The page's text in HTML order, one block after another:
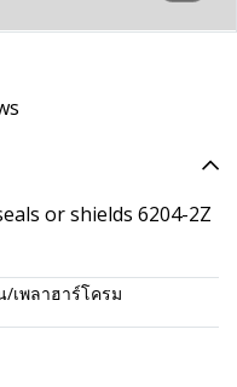
or shields 6204-2Z
เพลาฮาร์โครม